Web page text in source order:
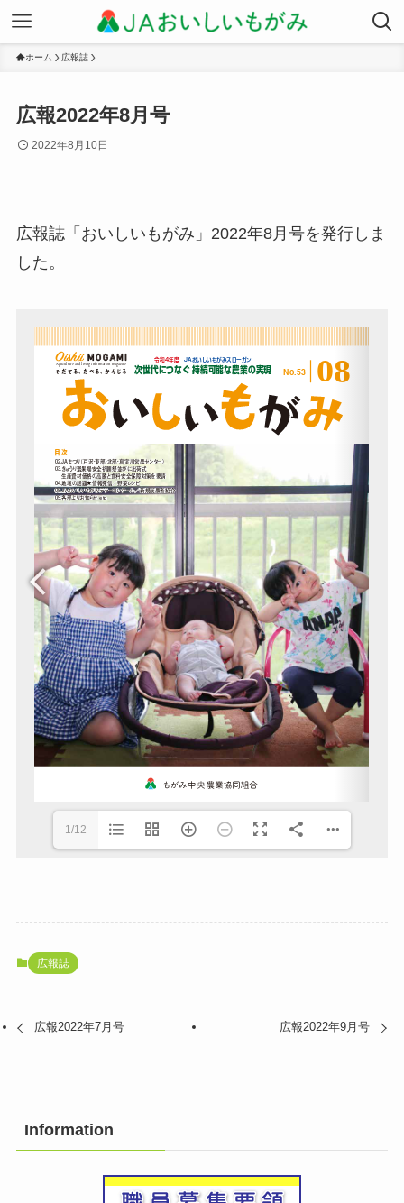
ホーム 広報誌
広報2022年8月号
2022年8月10日
広報誌「おいしいもがみ」2022年8月号を発行しま
した。
1/12
広報誌
広報2022年7月号 広報2022年9月号
Information